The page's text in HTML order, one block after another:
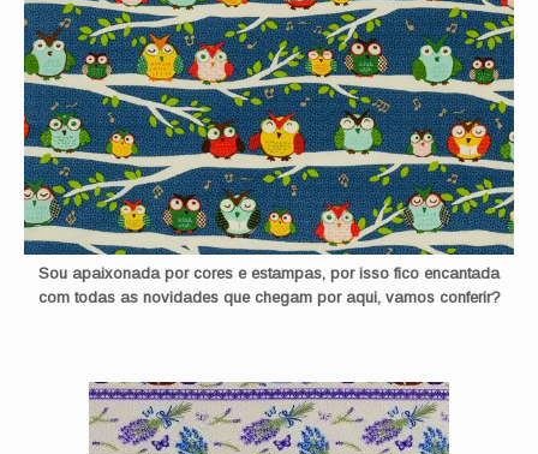
Sou apaixonada por cores e estampas, por isso fico encantada
com todas as novidades que chegam por aqui, vamos conferir?